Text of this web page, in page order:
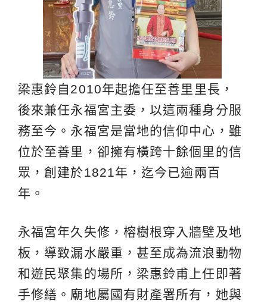
梁惠鈴自2010年起擔任至善里里長，
後來兼任永福宮主委，以這兩種身分服
務至今。永福宮是當地的信仰中心，雖
位於至善里，卻擁有橫跨十餘個里的信
眾，創建於1821年，迄今已逾兩百
年。
永福宮年久失修，榕樹根穿入牆壁及地
板，導致漏水嚴重，甚至成為流浪動物
和遊民聚集的場所，梁惠鈴甫上任即著
手修繕。廟地屬國有財產署所有，她與